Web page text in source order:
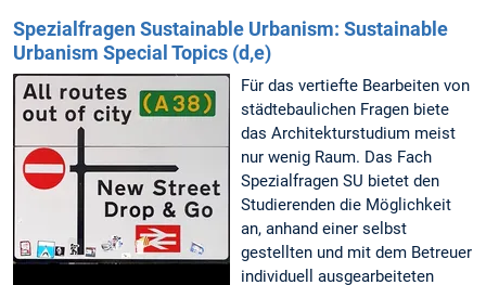
Spezialfragen Sustainable Urbanism: Sustainable
Urbanism Special Topics (d,e)
Für das vertiefte Bearbeiten von
städtebaulichen Fragen biete
das Architekturstudium meist
nur wenig Raum. Das Fach
Spezialfragen SU bietet den
Studierenden die Möglichkeit
an, anhand einer selbst
gestellten und mit dem Betreuer
individuell ausgearbeiteten